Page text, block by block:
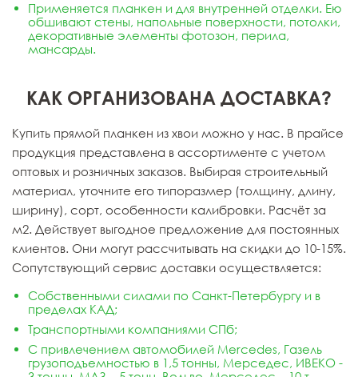
Применяется планкен и для внутренней отделки. Ею
обшивают стены, напольные поверхности, потолки,
декоративные элементы фотозон, перила,
мансарды.
КАК ОРГАНИЗОВАНА ДОСТАВКА?
Купить прямой планкен из хвои можно у нас. В прайсе
продукция представлена в ассортименте с учетом
оптовых и розничных заказов. Выбирая строительный
материал, уточните его типоразмер (толщину, длину,
ширину), сорт, особенности калибровки. Расчёт за
м2. Действует выгодное предложение для постоянных
клиентов. Они могут рассчитывать на скидки до 10-15%.
Сопутствующий сервис доставки осуществляется:
Собственными силами по Санкт-Петербургу и в
пределах КАД;
Транспортными компаниями СПб;
С привлечением автомобилей Mercedes, Газель
грузоподъемностью в 1,5 тонны, Мерседес, ИВЕКО -